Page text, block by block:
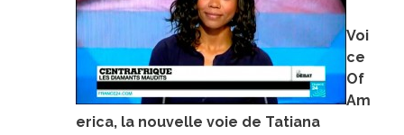
Voi
ce
Of
Am
erica, la nouvelle voie de Tatiana